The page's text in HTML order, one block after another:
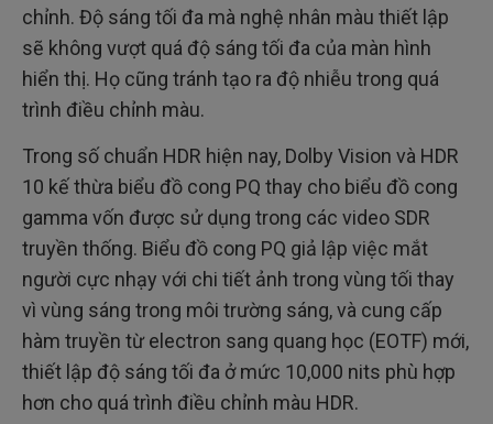
chỉnh. Độ sáng tối đa mà nghệ nhân màu thiết lập
sẽ không vượt quá độ sáng tối đa của màn hình
hiển thị. Họ cũng tránh tạo ra độ nhiễu trong quá
trình điều chỉnh màu.
Trong số chuẩn HDR hiện nay, Dolby Vision và HDR
10 kế thừa biểu đồ cong PQ thay cho biểu đồ cong
gamma vốn được sử dụng trong các video SDR
truyền thống. Biểu đồ cong PQ giả lập việc mắt
người cực nhạy với chi tiết ảnh trong vùng tối thay
vì vùng sáng trong môi trường sáng, và cung cấp
hàm truyền từ electron sang quang học (EOTF) mới,
thiết lập độ sáng tối đa ở mức 10,000 nits phù hợp
hơn cho quá trình điều chỉnh màu HDR.